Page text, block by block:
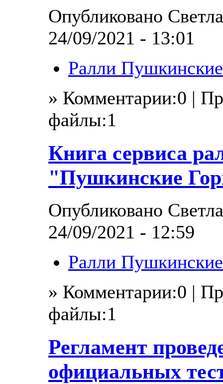
Опубликовано
24/09/2021 - 13:01
Ралли
» Комментарии:0 |
файлы:1
Книга сервиса
"Пушкинские
Опубликовано
24/09/2021 - 12:59
Ралли
» Комментарии:0 |
файлы:1
Регламент
официальных